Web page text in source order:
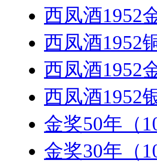
西凤酒1952
西凤酒1952
西凤酒1952
西凤酒1952
金奖50年（
金奖30年（